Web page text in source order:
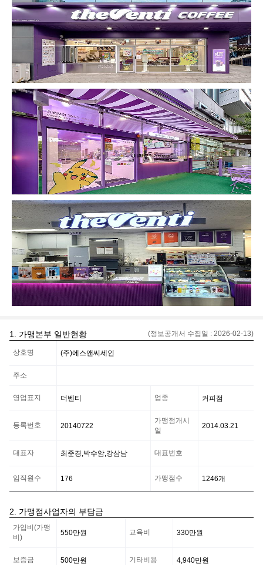
1. 가맹본부 일반현황 (정보공개서 수집일 : 2026-02-13)
맹
부
반
정
상호명 (주)에스앤씨세인
주소
영업표지 더벤티 업종 커피점
등록번호 20140722
가맹점개시
일
2014.03.21
대표자 최준경,박수암,강삼남 대표번호
임직원수 176 가맹점수 1246개
2. 가맹점사업자의 부담금
맹
업
가입비(가맹
비)
550만원 교육비 330만원
보증금 500만원 기타비용 4,940만원